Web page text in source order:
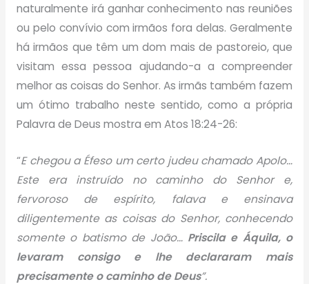
naturalmente irá ganhar conhecimento nas reuniões
ou pelo convívio com irmãos fora delas. Geralmente
há irmãos que têm um dom mais de pastoreio, que
visitam essa pessoa ajudando-a a compreender
melhor as coisas do Senhor. As irmãs também fazem
um ótimo trabalho neste sentido, como a própria
Palavra de Deus mostra em Atos 18:24-26:
“E chegou a Éfeso um certo judeu chamado Apolo…
Este era instruído no caminho do Senhor e,
fervoroso de espírito, falava e ensinava
diligentemente as coisas do Senhor, conhecendo
somente o batismo de João… Priscila e Áquila, o
levaram consigo e lhe declararam mais
precisamente o caminho de Deus”.